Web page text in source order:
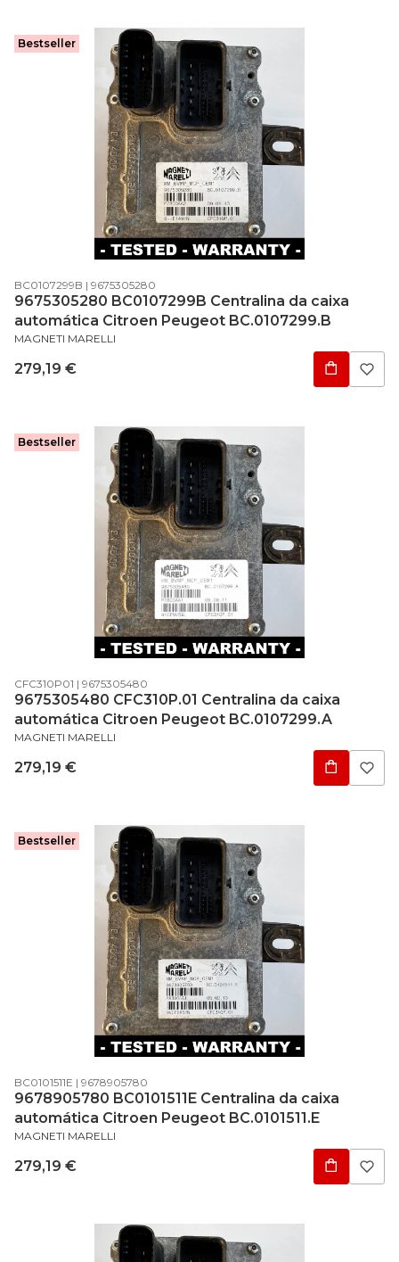
Bestseller
Código do produto
BC0107299B Código do fabricante
9675305280
9675305280 BC0107299B Centralina da caixa
automática Citroen Peugeot BC.0107299.B
FABRICANTE
MAGNETI MARELLI
Preço
279,19 €
Bestseller
Código do produto
CFC310P01 Código do fabricante
9675305480
9675305480 CFC310P.01 Centralina da caixa
automática Citroen Peugeot BC.0107299.A
FABRICANTE
MAGNETI MARELLI
Preço
279,19 €
Bestseller
Código do produto
BC0101511E Código do fabricante
9678905780
9678905780 BC0101511E Centralina da caixa
automática Citroen Peugeot BC.0101511.E
FABRICANTE
MAGNETI MARELLI
Preço
279,19 €